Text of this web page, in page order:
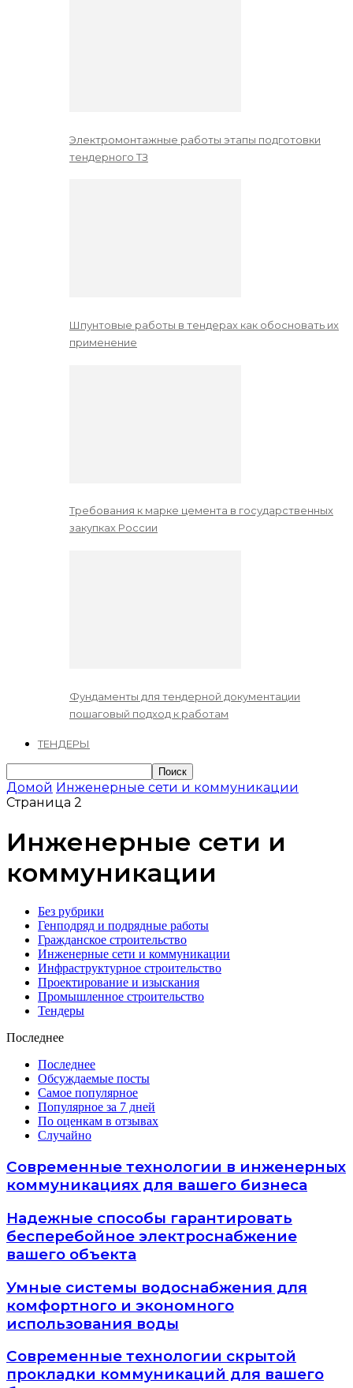
Электромонтажные работы этапы подготовки
тендерного ТЗ
Шпунтовые работы в тендерах как обосновать их
применение
Требования к марке цемента в государственных
закупках России
Фундаменты для тендерной документации
пошаговый подход к работам
ТЕНДЕРЫ
Домой Инженерные сети и коммуникации
Страница 2
Инженерные сети и
коммуникации
Без рубрики
Генподряд и подрядные работы
Гражданское строительство
Инженерные сети и коммуникации
Инфраструктурное строительство
Проектирование и изыскания
Промышленное строительство
Тендеры
Последнее
Последнее
Обсуждаемые посты
Самое популярное
Популярное за 7 дней
По оценкам в отзывах
Случайно
Современные технологии в инженерных
коммуникациях для вашего бизнеса
Надежные способы гарантировать
бесперебойное электроснабжение
вашего объекта
Умные системы водоснабжения для
комфортного и экономного
использования воды
Современные технологии скрытой
прокладки коммуникаций для вашего